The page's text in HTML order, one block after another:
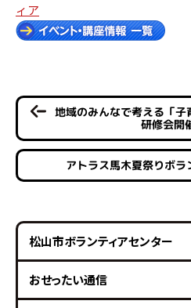
ィア
地域のみんなで考える「
研修会開
アトラス馬木夏祭りボラ
松山市ボランティアセンター
おせったい通信